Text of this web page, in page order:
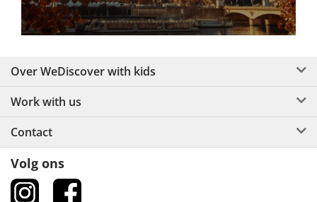
Over WeDiscover with kids
Work with us
Contact
Volg ons